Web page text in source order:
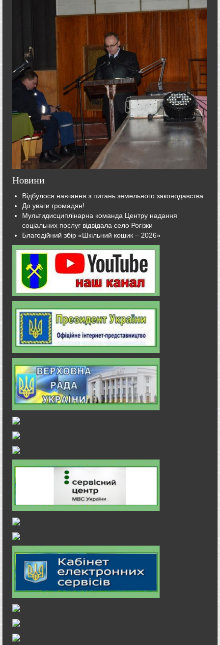
Новини
Відбулося навчання з питань земельного законодавства
До уваги громадян!
Мультидисциплінарна команда Центру надання
соціальних послуг відвідала село Рогізки
Благодійний збір «Шкільний кошик – 2026»